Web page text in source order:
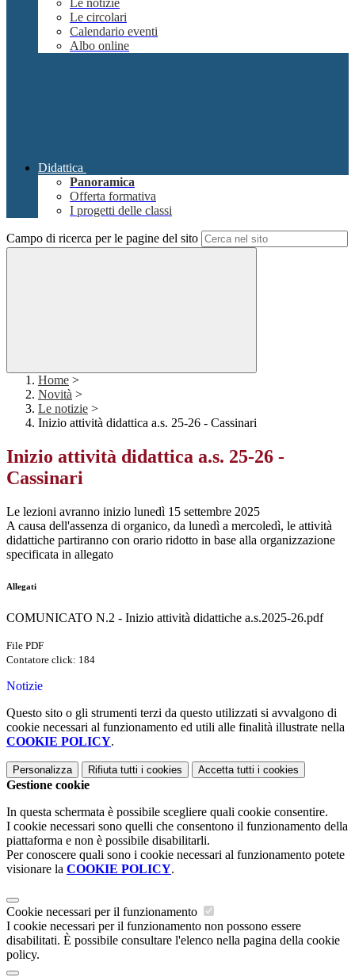
Le notizie
Le circolari
Calendario eventi
Albo online
Didattica
Panoramica
Offerta formativa
I progetti delle classi
Campo di ricerca per le pagine del sito
Home >
Novità >
Le notizie >
Inizio attività didattica a.s. 25-26 - Cassinari
Inizio attività didattica a.s. 25-26 -
Cassinari
Le lezioni avranno inizio lunedì 15 settembre 2025
A causa dell'assenza di organico, da lunedì a mercoledì, le attività
didattiche partiranno con orario ridotto in base alla organizzazione
specificata in allegato
Allegati
COMUNICATO N.2 - Inizio attività didattiche a.s.2025-26.pdf
File PDF
Contatore click: 184
Notizie
Questo sito o gli strumenti terzi da questo utilizzati si avvalgono di
cookie necessari al funzionamento ed utili alle finalità illustrate nella
COOKIE POLICY.
Personalizza Rifiuta tutti i cookies Accetta tutti i cookies
Gestione cookie
In questa schermata è possibile scegliere quali cookie consentire.
I cookie necessari sono quelli che consentono il funzionamento della
piattaforma e non è possibile disabilitarli.
Per conoscere quali sono i cookie necessari al funzionamento potete
visionare la COOKIE POLICY.
Cookie necessari per il funzionamento
I cookie necessari per il funzionamento non possono essere
disabilitati. È possibile consultare l'elenco nella pagina della cookie
policy.